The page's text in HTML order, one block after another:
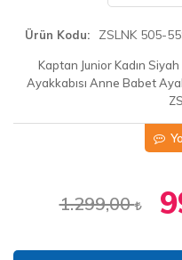
Ürün Kodu ZSLNK 505-
Kaptan Junior Kadın
Ayakkabısı Anne Babet
1.299,00